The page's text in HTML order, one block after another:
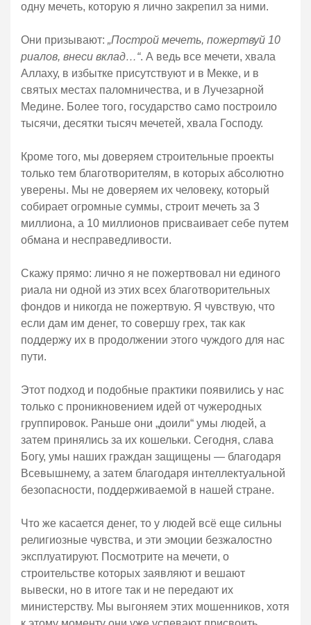
одну мечеть, которую я лично закрепил за ними.
Они призывают: „Построй мечеть, пожертвуй 10
риалов, внеси вклад…“. А ведь все мечети, хвала
Аллаху, в избытке присутствуют и в Мекке, и в
святых местах паломничества, и в Лучезарной
Медине. Более того, государство само построило
тысячи, десятки тысяч мечетей, хвала Господу.
Кроме того, мы доверяем строительные проекты
только тем благотворителям, в которых абсолютно
уверены. Мы не доверяем их человеку, который
собирает огромные суммы, строит мечеть за 3
миллиона, а 10 миллионов присваивает себе путем
обмана и несправедливости.
Скажу прямо: лично я не пожертвовал ни единого
риала ни одной из этих всех благотворительных
фондов и никогда не пожертвую. Я чувствую, что
если дам им денег, то совершу грех, так как
поддержу их в продолжении этого чуждого для нас
пути.
Этот подход и подобные практики появились у нас
только с проникновением идей от чужеродных
группировок. Раньше они „доили“ умы людей, а
затем принялись за их кошельки. Сегодня, слава
Богу, умы наших граждан защищены — благодаря
Всевышнему, а затем благодаря интеллектуальной
безопасности, поддерживаемой в нашей стране.
Что же касается денег, то у людей всё еще сильны
религиозные чувства, и эти эмоции безжалостно
эксплуатируют. Посмотрите на мечети, о
строительстве которых заявляют и вешают
вывески, но в итоге так и не передают их
министерству. Мы выгоняем этих мошенников, хотя